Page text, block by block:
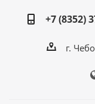
+7 (8352)
г.